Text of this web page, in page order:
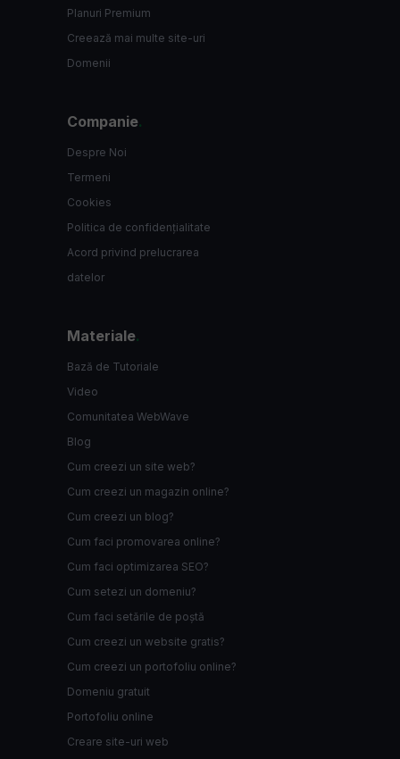
Companie.
Despre Noi
Termeni
Cookies
Politica de confidențialitate
Acord privind prelucrarea
datelor
Materiale.
Bază de Tutoriale
Video
Comunitatea WebWave
Blog
Cum creezi un site web?
Cum creezi un magazin online?
Cum creezi un blog?
Cum faci promovarea online?
Cum faci optimizarea SEO?
Cum setezi un domeniu?
Cum faci setările de poștă
Cum creezi un website gratis?
Cum creezi un portofoliu online?
Domeniu gratuit
Portofoliu online
Creare site-uri web
Planuri Premium
Creează mai multe site-uri
Domenii